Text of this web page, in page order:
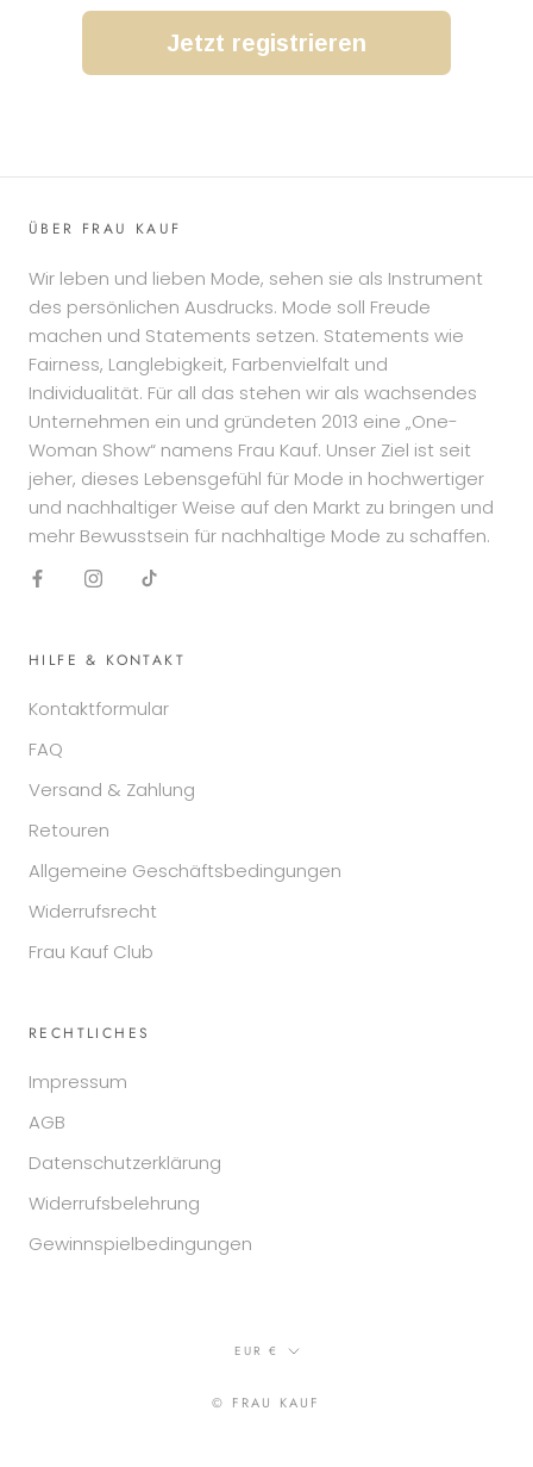
Jetzt registrieren
ÜBER FRAU KAUF
Wir leben und lieben Mode, sehen sie als Instrument
des persönlichen Ausdrucks. Mode soll Freude
machen und Statements setzen. Statements wie
Fairness, Langlebigkeit, Farbenvielfalt und
Individualität. Für all das stehen wir als wachsendes
Unternehmen ein und gründeten 2013 eine „One-
Woman Show“ namens Frau Kauf. Unser Ziel ist seit
jeher, dieses Lebensgefühl für Mode in hochwertiger
und nachhaltiger Weise auf den Markt zu bringen und
mehr Bewusstsein für nachhaltige Mode zu schaffen.
HILFE & KONTAKT
Kontaktformular
FAQ
Versand & Zahlung
Retouren
Allgemeine Geschäftsbedingungen
Widerrufsrecht
Frau Kauf Club
RECHTLICHES
Impressum
AGB
Datenschutzerklärung
Widerrufsbelehrung
Gewinnspielbedingungen
Währung
EUR €
© FRAU KAUF